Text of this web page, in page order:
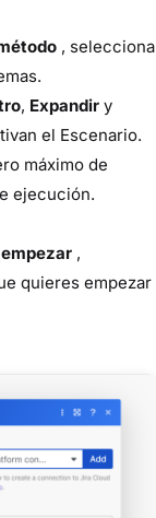
, selecciona
, Expandir y
el Escenario.
máximo de
ejecución.
,
quieres empezar